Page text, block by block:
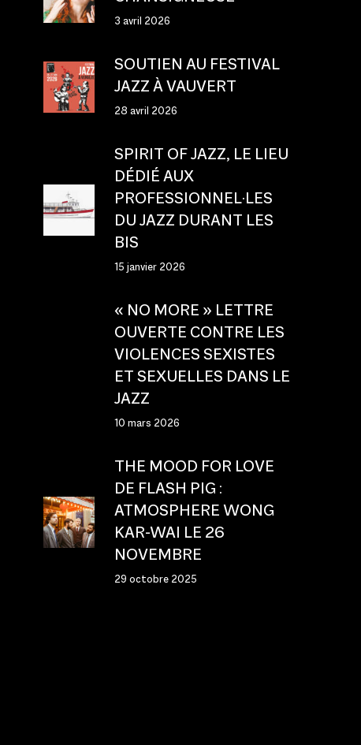
3 avril 2026
SOUTIEN AU FESTIVAL
JAZZ À VAUVERT
28 avril 2026
SPIRIT OF JAZZ, LE LIEU
DÉDIÉ AUX
PROFESSIONNEL·LES
DU JAZZ DURANT LES
BIS
15 janvier 2026
« NO MORE » LETTRE
OUVERTE CONTRE LES
VIOLENCES SEXISTES
ET SEXUELLES DANS LE
JAZZ
10 mars 2026
THE MOOD FOR LOVE
DE FLASH PIG :
ATMOSPHERE WONG
KAR-WAI LE 26
NOVEMBRE
29 octobre 2025